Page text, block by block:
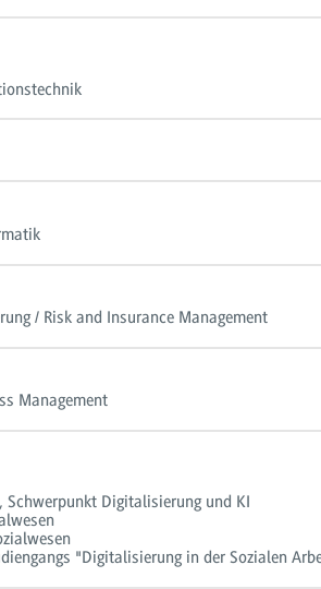
/ Risk and Insurance Management
Management
Schwerpunkt Digitalisierung und KI
"Digitalisierung in der Sozialen